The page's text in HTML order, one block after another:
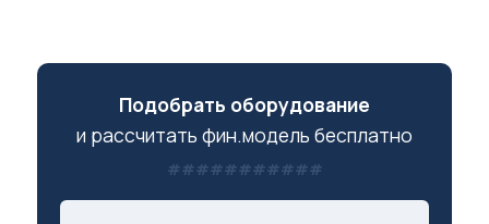
Подобрать оборудование
и рассчитать фин.модель бесплатно